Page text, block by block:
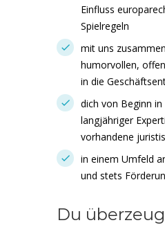
Einfluss
Spielregeln
mit uns
humorvollen,
in die
dich von Beginn
langjähriger
vorhandene
in einem Umfeld
und stets
Du